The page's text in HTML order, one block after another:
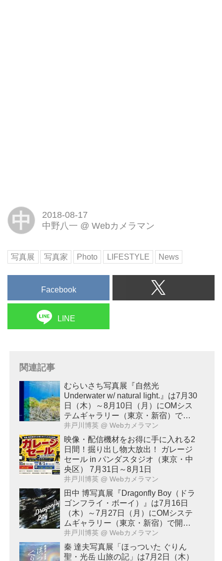
中
2018-08-17
中野八一 @ Webカメラマン
写真展 写真家 Photo LIFESTYLE News
Facebook
LINE
関連記事
むらいさち写真展『自然光
Underwater w/ natural light.』は7月30
日（木）～8月10日（月）にOMシス
テムギャラリー（東京・新宿）で開
催！
井戸川博英 @ Webカメラマン
映像・配信機材をお得に手に入れる2
日間！掘り出し物大放出！ ガレージ
セール in パンダスタジオ（東京・中
央区） 7月31日～8月1日
井戸川博英 @ Webカメラマン
田中 博写真展『Dragonfly Boy（ドラ
ゴンフライ・ボーイ）』は7月16日
（木）～7月27日（月）にOMシステ
ムギャラリー（東京・新宿）で開
催！
井戸川博英 @ Webカメラマン
秦 達夫写真展「ほっついた ぐりん
聖・光岳 山旅の記」は7月2日（木）